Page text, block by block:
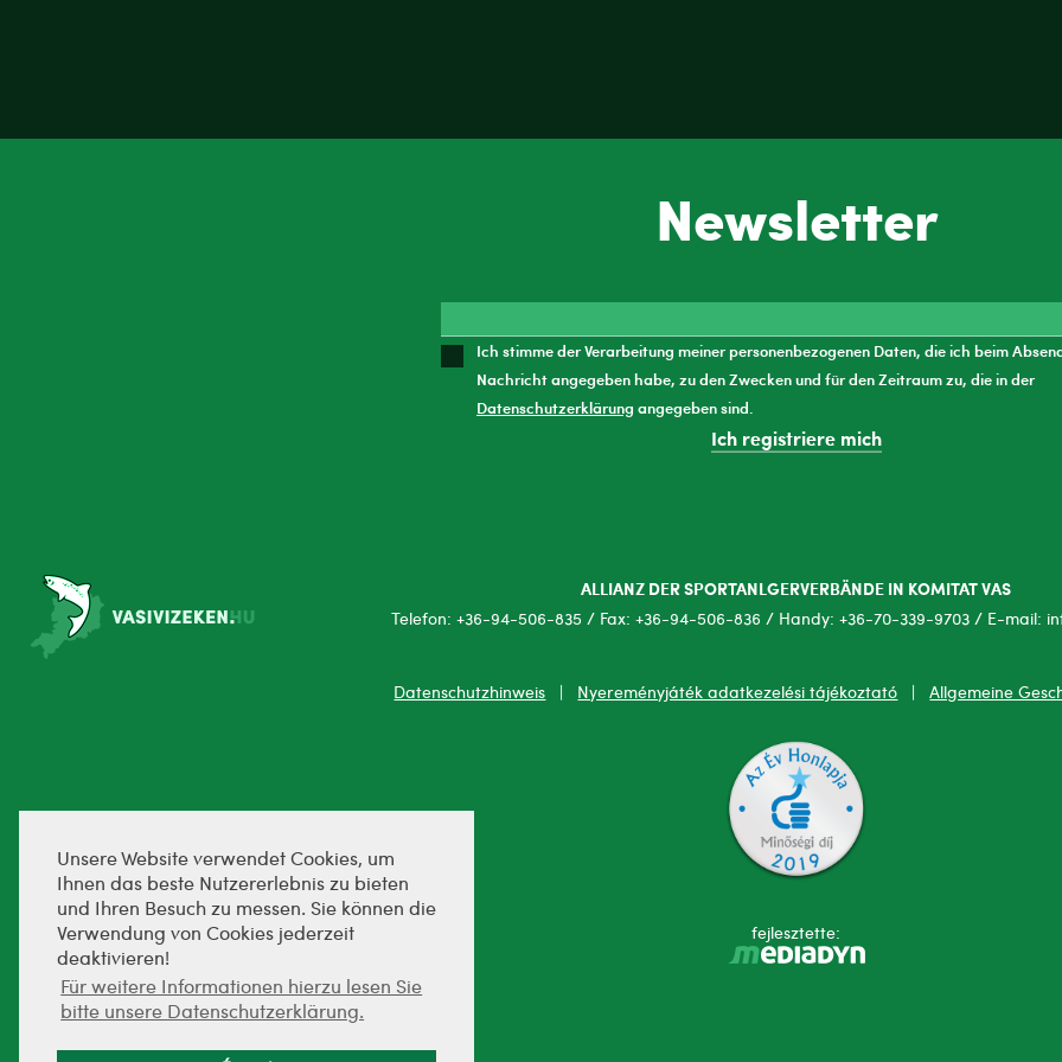
Unsere Website verwendet Cookies, um
Ihnen das beste Nutzererlebnis zu bieten
und Ihren Besuch zu messen. Sie können die
Verwendung von Cookies jederzeit
deaktivieren!
Für weitere Informationen hierzu lesen Sie
bitte unsere Datenschutzerklärung.
Newsletter
Ich stimme der Verarbeitung meiner personenbezogenen Daten, die ich beim
Nachricht angegeben habe, zu den Zwecken und für den Zeitraum zu, die in der
Datenschutzerklärung angegeben sind.
Ich registriere mich
ALLIANZ DER SPORTANLGERVERBÄNDE IN KOMITAT VAS
Telefon: +36-94-506-835 / Fax: +36-94-506-836 / Handy: +36-70-339-9703 / E-mail:
Datenschutzhinweis Nyereményjáték adatkezelési tájékoztató |Allgemeine
fejlesztette: